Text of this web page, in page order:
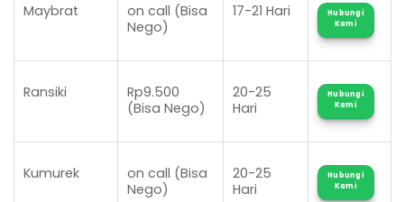
Maybrat
on call (Bisa
Nego)
17-21 Hari
Hubungi
Kami
Ransiki
Rp9.500
(Bisa Nego)
20-25
Hari
Hubungi
Kami
Kumurek
on call (Bisa
Nego)
20-25
Hari
Hubungi
Kami